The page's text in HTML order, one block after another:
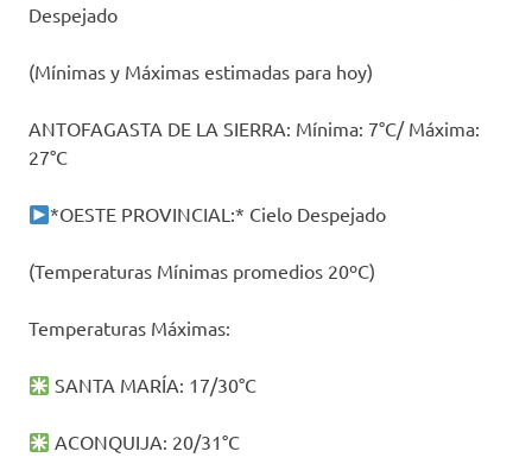
Despejado
(Mínimas y Máximas estimadas para hoy)
ANTOFAGASTA DE LA SIERRA: Mínima: 7°C/ Máxima:
27°C
*OESTE PROVINCIAL:* Cielo Despejado
(Temperaturas Mínimas promedios 20ºC)
Temperaturas Máximas:
SANTA MARÍA: 17/30°C
ACONQUIJA: 20/31°C